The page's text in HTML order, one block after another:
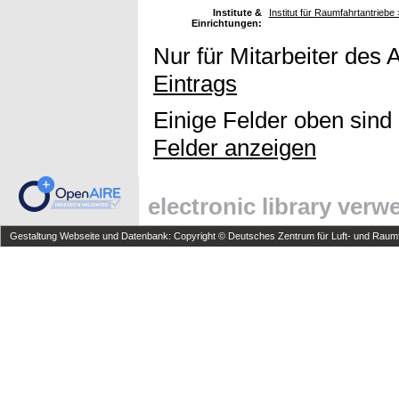
Institute &
Einrichtungen:
Institut für
Nur für Mitarbeiter des
Eintrags
Einige Felder oben
Felder anzeigen
electronic library
Gestaltung Webseite und Datenbank: Copyright © Deutsches Zentrum für Luft- und